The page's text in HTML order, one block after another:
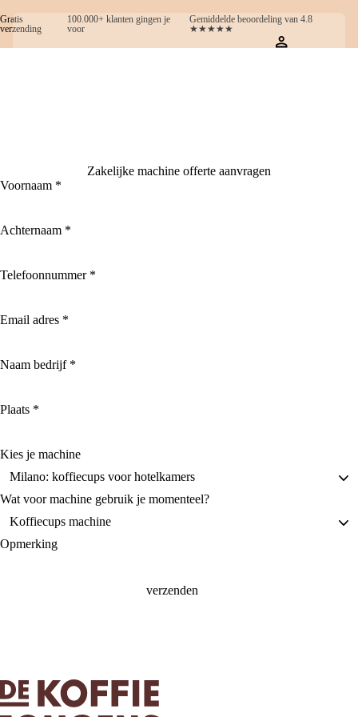
Gratis
verzending
100.000+ klanten gingen je
voor
Gemiddelde beoordeling van 4.8
★★★★★
Zakelijke machine offerte aanvragen
Voornaam *
Achternaam *
Telefoonnummer *
Email adres *
Naam bedrijf *
Plaats *
Kies je machine
Wat voor machine gebruik je momenteel?
Opmerking
verzenden